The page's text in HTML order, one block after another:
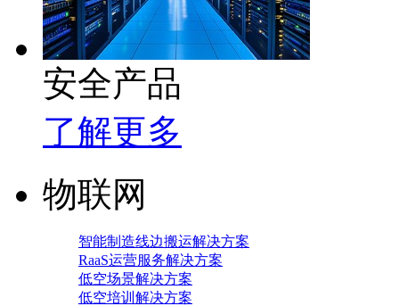
安全产品
了解更多
物联网
智能制造线边搬运解决方案
RaaS运营服务解决方案
低空场景解决方案
低空培训解决方案